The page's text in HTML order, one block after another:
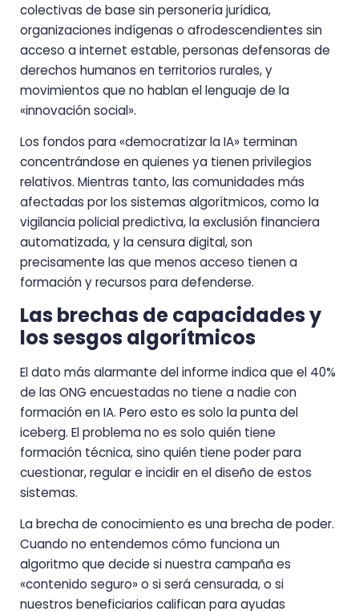
colectivas de base sin personería jurídica,
organizaciones indígenas o afrodescendientes sin
acceso a internet estable, personas defensoras de
derechos humanos en territorios rurales, y
movimientos que no hablan el lenguaje de la
«innovación social».
Los fondos para «democratizar la IA» terminan
concentrándose en quienes ya tienen privilegios
relativos. Mientras tanto, las comunidades más
afectadas por los sistemas algorítmicos, como la
vigilancia policial predictiva, la exclusión financiera
automatizada, y la censura digital, son
precisamente las que menos acceso tienen a
formación y recursos para defenderse.
Las brechas de capacidades y
los sesgos algorítmicos
El dato más alarmante del informe indica que el 40%
de las ONG encuestadas no tiene a nadie con
formación en IA. Pero esto es solo la punta del
iceberg. El problema no es solo quién tiene
formación técnica, sino quién tiene poder para
cuestionar, regular e incidir en el diseño de estos
sistemas.
La brecha de conocimiento es una brecha de poder.
Cuando no entendemos cómo funciona un
algoritmo que decide si nuestra campaña es
«contenido seguro» o si será censurada, o si
nuestros beneficiarios califican para ayudas